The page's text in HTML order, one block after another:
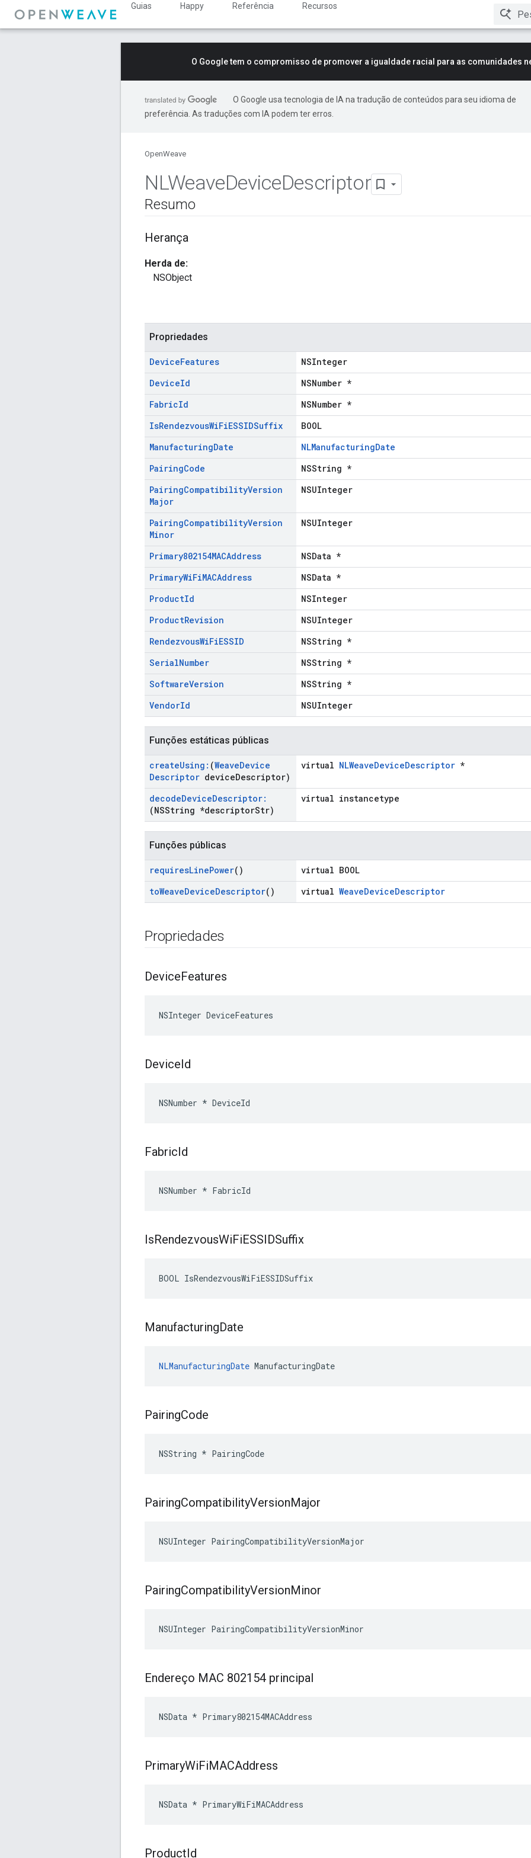
Guias Happy Referência
Recursos
O Google tem o compromisso de promover a igualdade racial para as comunidades
O Google usa tecnologia de IA na tradução de conteúdos para seu idioma de
preferência. As traduções com IA podem ter erros.
OpenWeave
NLWeaveDeviceDescriptor
Resumo
Herança
Herda de:
NSObject
Propriedades
DeviceFeatures
NSInteger
DeviceId
NSNumber *
FabricId
NSNumber *
IsRendezvousWiFiESSIDSuffix
BOOL
ManufacturingDate
NLManufacturingDate
PairingCode
NSString *
PairingCompatibilityVersion
Major
NSUInteger
PairingCompatibilityVersion
Minor
NSUInteger
Primary802154MACAddress
NSData *
PrimaryWiFiMACAddress
NSData *
ProductId
NSInteger
ProductRevision
NSUInteger
RendezvousWiFiESSID
NSString *
SerialNumber
NSString *
SoftwareVersion
NSString *
VendorId NSUInteger
Funções estáticas públicas
createUsing: (WeaveDevice
Descriptor deviceDescriptor)
virtual NLWeaveDeviceDescriptor *
decodeDeviceDescriptor:
(NSString *descriptorStr)
virtual instancetype
Funções públicas
requiresLinePower()
virtual BOOL
toWeaveDeviceDescriptor() virtual WeaveDeviceDescriptor
Propriedades
DeviceFeatures
NSInteger DeviceFeatures
DeviceId
NSNumber * DeviceId
FabricId
NSNumber * FabricId
IsRendezvousWiFiESSIDSuffix
BOOL IsRendezvousWiFiESSIDSuffix
ManufacturingDate
NLManufacturingDate ManufacturingDate
PairingCode
NSString * PairingCode
PairingCompatibilityVersionMajor
NSUInteger PairingCompatibilityVersionMajor
PairingCompatibilityVersionMinor
NSUInteger PairingCompatibilityVersionMinor
Endereço MAC 802154 principal
NSData * Primary802154MACAddress
PrimaryWiFiMACAddress
NSData * PrimaryWiFiMACAddress
ProductId